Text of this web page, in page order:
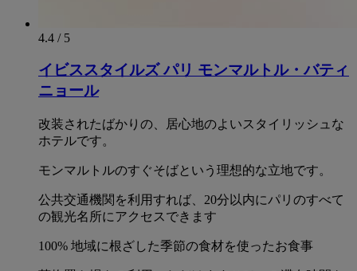
4.4 / 5
イビススタイルズ パリ モンマルトル・バティ
ニョール
改装されたばかりの、居心地のよいスタイリッシュな
ホテルです。
モンマルトルのすぐそばという理想的な立地です。
公共交通機関を利用すれば、20分以内にパリのすべて
の観光名所にアクセスできます
100% 地域に根ざした季節の食材を使ったお食事